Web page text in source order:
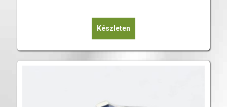
Készleten